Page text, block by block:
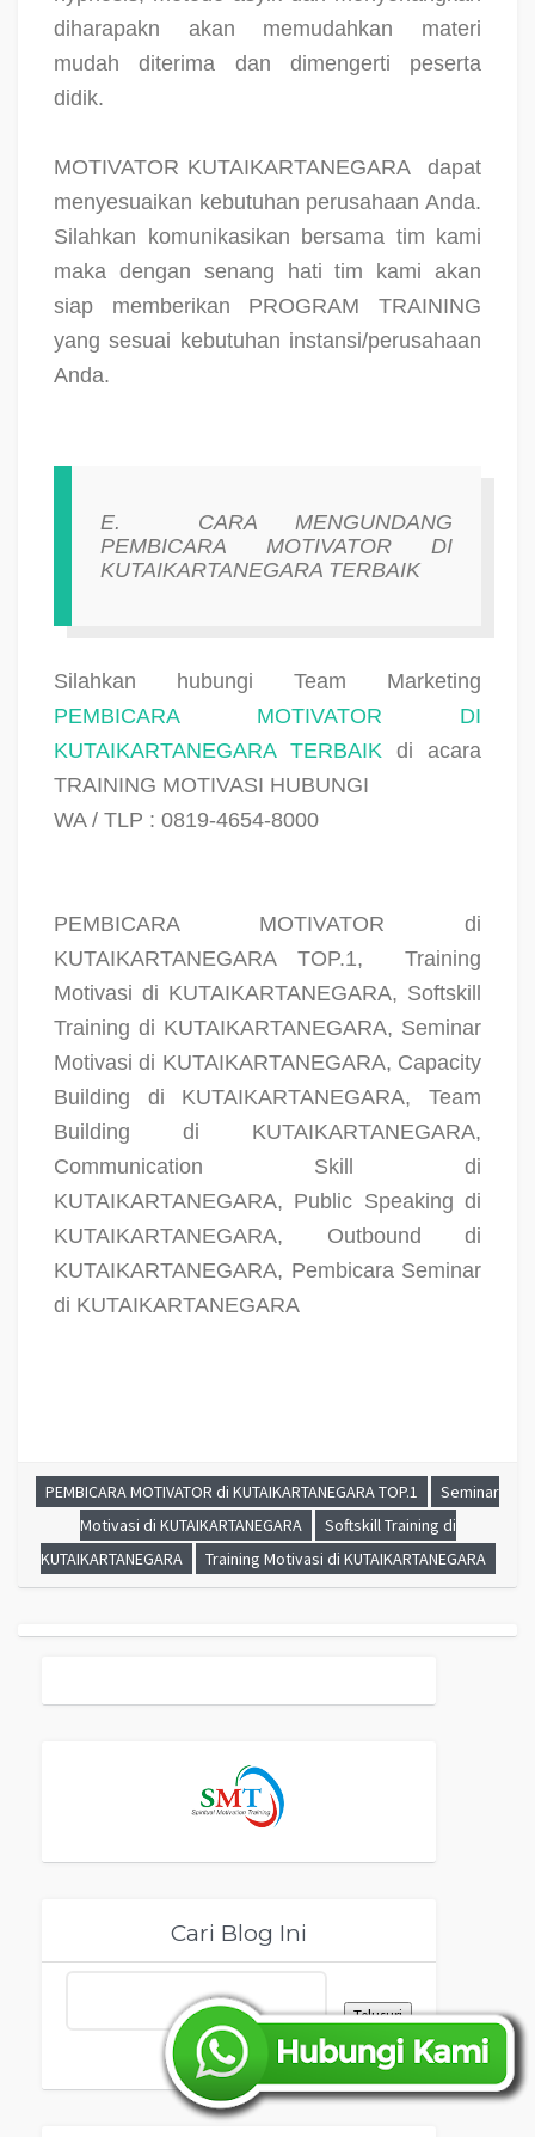
diharapakn akan memudahkan materi
mudah diterima dan dimengerti peserta
didik.
MOTIVATOR KUTAIKARTANEGARA
dapat
menyesuaikan kebutuhan perusahaan Anda.
Silahkan komunikasikan bersama tim kami
maka dengan senang hati tim kami akan
siap memberikan PROGRAM TRAINING
yang sesuai kebutuhan instansi/perusahaan
Anda.
E.
CARA MENGUNDANG
PEMBICARA MOTIVATOR DI
KUTAIKARTANEGARA TERBAIK
Silahkan hubungi Team Marketing
PEMBICARA MOTIVATOR DI
KUTAIKARTANEGARA TERBAIK di acara
TRAINING MOTIVASI HUBUNGI
WA / TLP : 0819-4654-8000
PEMBICARA MOTIVATOR di
KUTAIKARTANEGARA TOP.1,
Training
Motivasi di KUTAIKARTANEGARA, Softskill
Training di KUTAIKARTANEGARA, Seminar
Motivasi di KUTAIKARTANEGARA, Capacity
Building di KUTAIKARTANEGARA, Team
Building di KUTAIKARTANEGARA,
Communication Skill di
KUTAIKARTANEGARA, Public Speaking di
KUTAIKARTANEGARA, Outbound di
KUTAIKARTANEGARA, Pembicara Seminar
di KUTAIKARTANEGARA
PEMBICARA MOTIVATOR di KUTAIKARTANEGARA TOP.1
Seminar
Motivasi di KUTAIKARTANEGARA
Softskill Training di
KUTAIKARTANEGARA
Training Motivasi di KUTAIKARTANEGARA
Cari Blog Ini